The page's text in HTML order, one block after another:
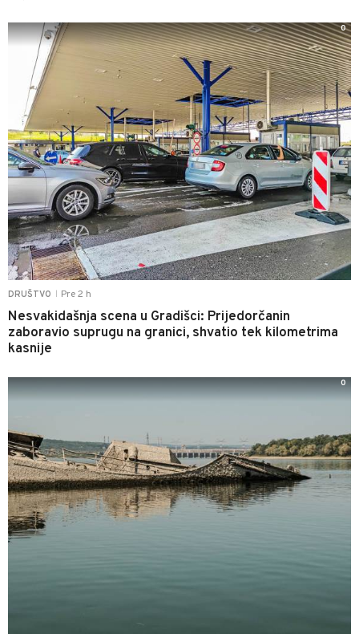
DRUŠTVO Pre 2 h
Nesvakidašnja scena u Gradišci: Prijedorčanin
zaboravio suprugu na granici, shvatio tek kilometrima
kasnije
0
0